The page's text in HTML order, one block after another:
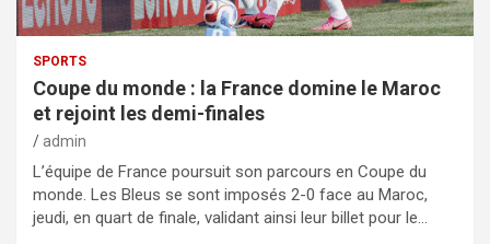
SPORTS
Coupe du monde : la France domine le Maroc
et rejoint les demi-finales
admin
L’équipe de France poursuit son parcours en Coupe du
monde. Les Bleus se sont imposés 2-0 face au Maroc,
jeudi, en quart de finale, validant ainsi leur billet pour le…